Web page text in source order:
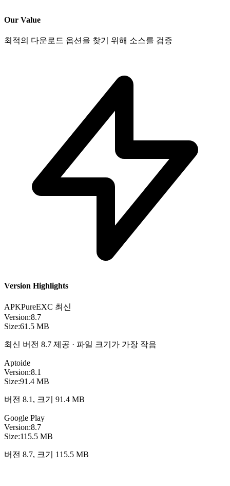
Our Value
최적의 다운로드 옵션을 찾기 위해 소스를 검증
Version Highlights
APKPureEXC 최신
Version:8.7
Size:61.5 MB
최신 버전 8.7 제공 · 파일 크기가 가장 작음
Aptoide
Version:8.1
Size:91.4 MB
버전 8.1, 크기 91.4 MB
Google Play
Version:8.7
Size:115.5 MB
버전 8.7, 크기 115.5 MB